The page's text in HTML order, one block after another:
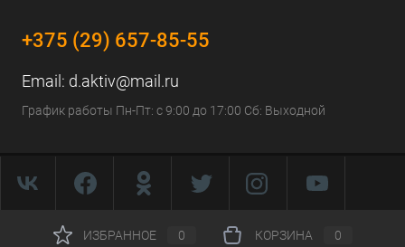
+375 (29) 657-85-55
Email: d.aktiv@mail.ru
График работы Пн-Пт: с 9:00 до 17:00 Сб: Выходной
ИЗБРАННОЕ 0 КОРЗИНА 0